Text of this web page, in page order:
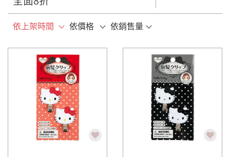
依上架時間 依價格 依銷售量